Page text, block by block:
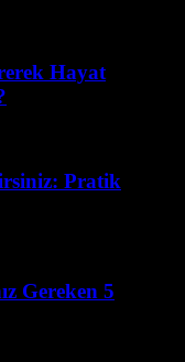
Hayat
Pratik
Gereken 5